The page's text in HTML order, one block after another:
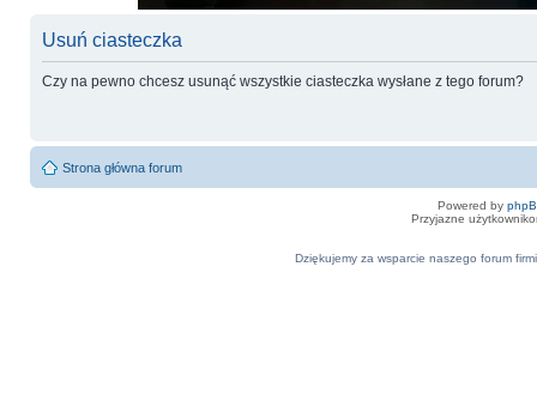
Usuń ciasteczka
Czy na pewno chcesz usunąć wszystkie ciasteczka wysłane z tego forum?
Strona główna forum
Powered by
Przyjazne
Dziękujemy za wsparcie naszego forum